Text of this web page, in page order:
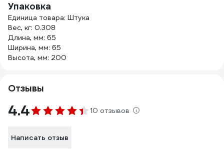
Упаковка
Единица товара: Штука
Вес, кг: 0.308
Длина, мм: 65
Ширина, мм: 65
Высота, мм: 200
Отзывы
4.4 10 отзывов
Написать отзыв